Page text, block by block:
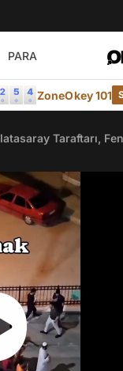
PARA
ZoneOkey 101
Taraftarı,